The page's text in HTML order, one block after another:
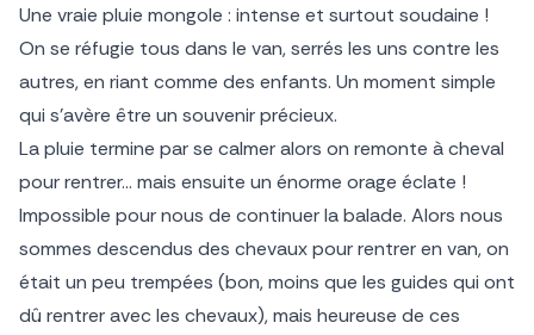
Une vraie pluie mongole : intense et surtout soudaine !
On se réfugie tous dans le van, serrés les uns contre les
autres, en riant comme des enfants. Un moment simple
qui s’avère être un souvenir précieux.
La pluie termine par se calmer alors on remonte à cheval
pour rentrer… mais ensuite un énorme orage éclate !
Impossible pour nous de continuer la balade. Alors nous
sommes descendus des chevaux pour rentrer en van, on
était un peu trempées (bon, moins que les guides qui ont
dû rentrer avec les chevaux), mais heureuse de ces